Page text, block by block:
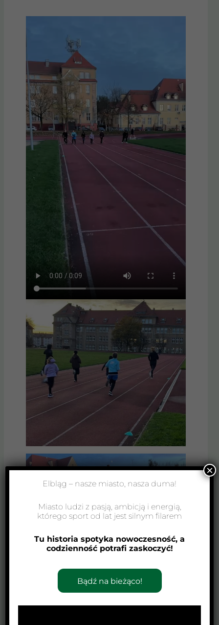
Elbląg – nasze miasto, nasza duma!
Miasto ludzi z pasją, ambicją i energią,
którego sport od lat jest silnym filarem
Tu historia spotyka nowoczesność, a
codzienność potrafi zaskoczyć!
Bądź na bieżąco!
×